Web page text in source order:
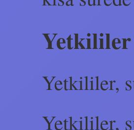
Yetkililer,
Yetkililer,